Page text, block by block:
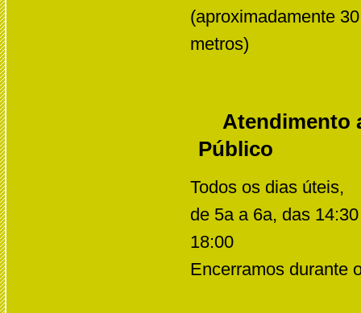
(aproximadamente 30
metros)
Atendimento
Público
Todos os dias úteis,
de 5a a 6a, das
18:00
Encerramos durante